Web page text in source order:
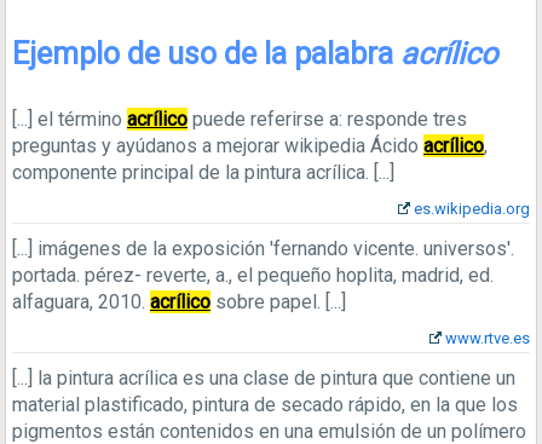
Ejemplo de uso de la palabra acrílico
[...] el término acrílico puede referirse a: responde tres
preguntas y ayúdanos a mejorar wikipedia Ácido acrílico,
componente principal de la pintura acrílica. [...]
es.wikipedia.org
[...] imágenes de la exposición 'fernando vicente. universos'.
portada. pérez- reverte, a., el pequeño hoplita, madrid, ed.
alfaguara, 2010. acrílico sobre papel. [...]
www.rtve.es
[...] la pintura acrílica es una clase de pintura que contiene un
material plastificado, pintura de secado rápido, en la que los
pigmentos están contenidos en una emulsión de un polímero